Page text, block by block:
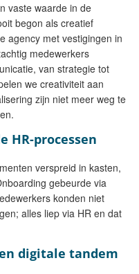
vaste waarde in de
begon als creatief
agency met vestigingen in
medewerkers
van strategie tot
we creativiteit aan
zijn niet meer weg te
HR-processen
verspreid in kasten,
gebeurde via
konden niet
alles liep via HR en dat
digitale tandem